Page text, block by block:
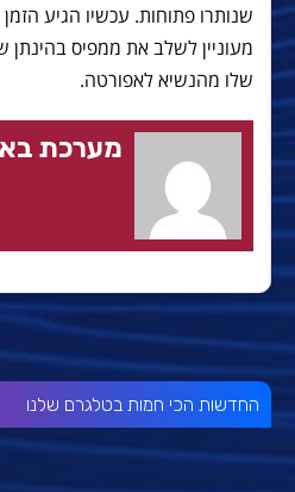
שנותרו פתוחות. עכשיו הגיע
מעוניין לשלב את ממפיס
שלו מהנשיא לאפורטה.
מערכת
החדשות הכי חמות בטלגרם שלנו